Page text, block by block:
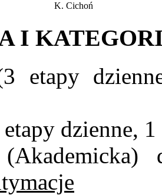
K. Cichoń
I
etapy
dzienne,
(Akademicka)